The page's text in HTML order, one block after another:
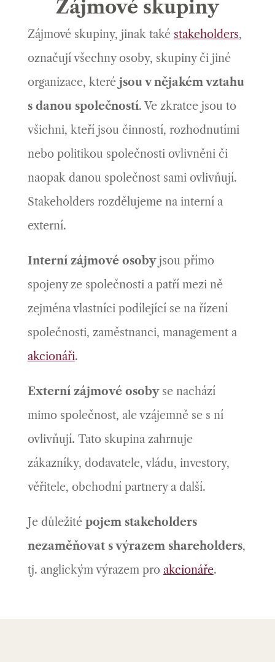
Zájmové skupiny
Zájmové skupiny, jinak také stakeholders,
označují všechny osoby, skupiny či jiné
organizace, které jsou v nějakém vztahu
s danou společností. Ve zkratce jsou to
všichni, kteří jsou činností, rozhodnutími
nebo politikou společnosti ovlivněni či
naopak danou společnost sami ovlivňují.
Stakeholders rozdělujeme na interní a
externí.
Interní zájmové osobyjsou přímo
spojeny ze společnosti a patří mezi ně
zejména vlastníci podílející se na řízení
společnosti, zaměstnanci, management a
akcionáři.
Externí zájmové osobyse nachází
mimo společnost, ale vzájemně se s ní
ovlivňují. Tato skupina zahrnuje
zákazníky, dodavatele, vládu, investory,
věřitele, obchodní partnery a další.
Je důležité pojem stakeholders
nezaměňovat s výrazem shareholders,
tj. anglickým výrazem pro akcionáře.